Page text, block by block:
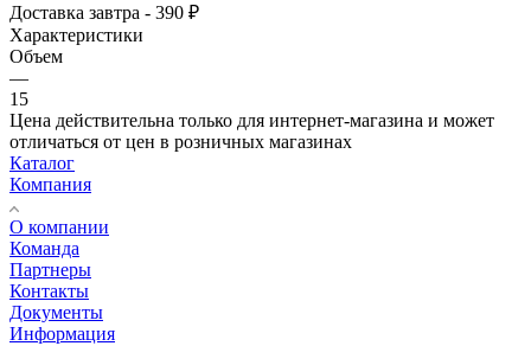
Доставка завтра - 390 ₽
Характеристики
Объем
—
15
Цена действительна только для интернет-магазина и может
отличаться от цен в розничных магазинах
Каталог
Компания
О компании
Команда
Партнеры
Контакты
Документы
Информация